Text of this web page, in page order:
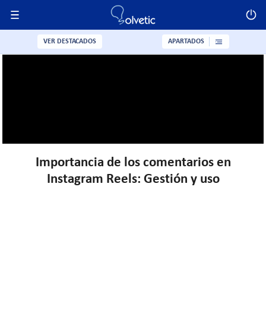
Importancia de los comentarios en
Instagram Reels: Gestión y uso
VER DESTACADOS APARTADOS